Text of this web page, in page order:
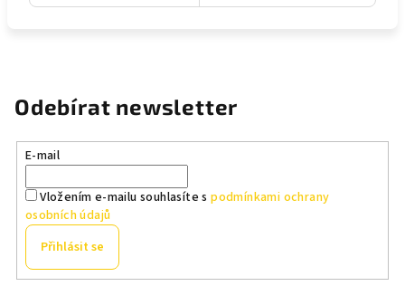
Odebírat newsletter
E-mail
Vložením e-mailu souhlasíte spodmínkami ochrany
osobních údajů
Přihlásit se